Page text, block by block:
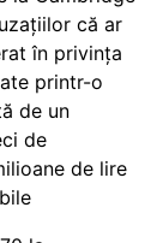
că ar
în privința
printr-o
de un
de
de lire